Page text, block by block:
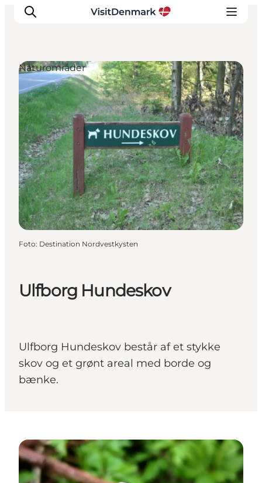
Inspiration
Destinationer
Oplevelser
Overnatning
Planlæg ferien
Ulfborg Hundeskov
Ulfborg Hundeskov består af et stykke
skov og et grønt areal med borde og
bænke.
Naturområder
Foto: Destination Nordvestkysten